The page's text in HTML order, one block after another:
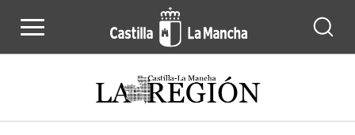
Actualidad de la región de Castilla-